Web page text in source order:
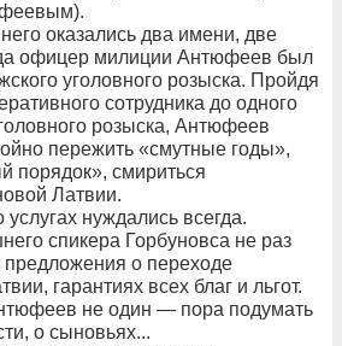
оказались два имени, две
офицер милиции Антюфеев был
уголовного розыска. Пройдя
сотрудника до одного
розыска, Антюфеев
пережить «смутные годы»,
порядок», смириться
Латвии.
нуждались всегда.
спикера Горбуновса не раз
предложения о переходе
гарантиях всех благ и льгот.
не один — пора подумать
о сыновьях...